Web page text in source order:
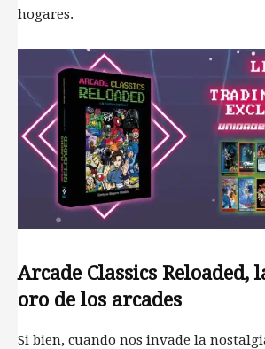
hogares.
Arcade Classics Reloaded,
oro de los arcades
Si bien, cuando nos invade la